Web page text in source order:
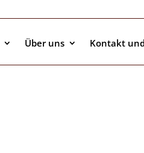
Über uns Kontakt